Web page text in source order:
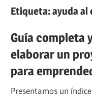
Etiqueta:ayuda al
Guía completa
elaborar un
para
Presentamos un